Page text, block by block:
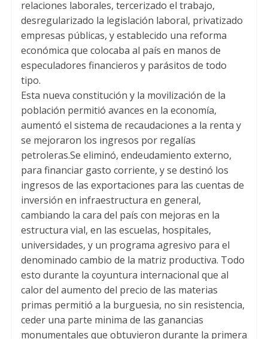
relaciones laborales, tercerizado el trabajo,
desregularizado la legislación laboral, privatizado
empresas públicas, y establecido una reforma
económica que colocaba al país en manos de
especuladores financieros y parásitos de todo
tipo.
Esta nueva constitución y la movilización de la
población permitió avances en la economía,
aumentó el sistema de recaudaciones a la renta y
se mejoraron los ingresos por regalías
petroleras.Se eliminó, endeudamiento externo,
para financiar gasto corriente, y se destinó los
ingresos de las exportaciones para las cuentas de
inversión en infraestructura en general,
cambiando la cara del país con mejoras en la
estructura vial, en las escuelas, hospitales,
universidades, y un programa agresivo para el
denominado cambio de la matriz productiva. Todo
esto durante la coyuntura internacional que al
calor del aumento del precio de las materias
primas permitió a la burguesia, no sin resistencia,
ceder una parte minima de las ganancias
monumentales que obtuvieron durante la primera